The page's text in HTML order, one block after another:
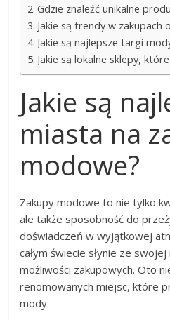
Gdzie znaleźć unikalne
Jakie są trendy w zakupach
Jakie są najlepsze targi
Jakie są lokalne sklepy,
Jakie są
miasta na
modowe?
Zakupy modowe to nie tylko
ale także sposobność do
doświadczeń w wyjątkowej
całym świecie słynie ze
możliwości zakupowych. Oto
renomowanych miejsc, które
mody: